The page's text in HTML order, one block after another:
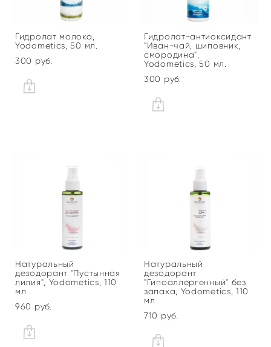
Гидролат молока,
Yodometics, 50 мл.
300 pуб.
Гидролат-антиоксидант
"Иван-чай, шиповник,
смородина",
Yodometics, 50 мл.
300 pуб.
Натуральный
дезодорант "Пустынная
лилия", Yodometics, 110
мл
960 pуб.
Натуральный
дезодорант
"Гипоаллергенный" без
запаха, Yodometics, 110
мл
710 pуб.